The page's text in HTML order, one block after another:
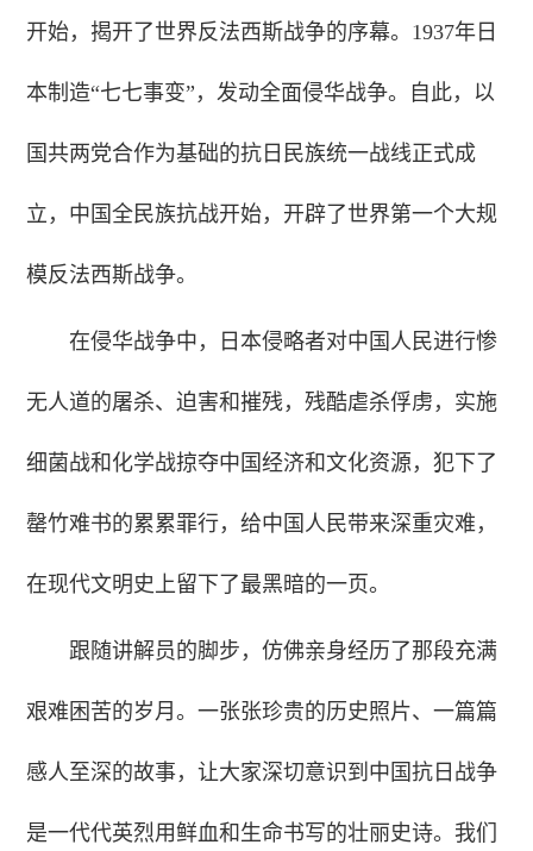
开始，揭开了世界反法西斯战争的序幕。1937年日
本制造“七七事变”，发动全面侵华战争。自此，以
国共两党合作为基础的抗日民族统一战线正式成
立，中国全民族抗战开始，开辟了世界第一个大规
模反法西斯战争。
在侵华战争中，日本侵略者对中国人民进行惨
无人道的屠杀、迫害和摧残，残酷虐杀俘虏，实施
细菌战和化学战掠夺中国经济和文化资源，犯下了
罄竹难书的累累罪行，给中国人民带来深重灾难，
在现代文明史上留下了最黑暗的一页。
跟随讲解员的脚步，仿佛亲身经历了那段充满
艰难困苦的岁月。一张张珍贵的历史照片、一篇篇
感人至深的故事，让大家深切意识到中国抗日战争
是一代代英烈用鲜血和生命书写的壮丽史诗。我们